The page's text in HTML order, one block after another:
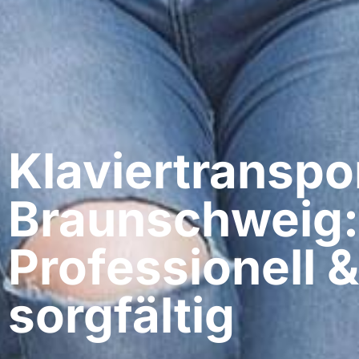
Braunschweig:
Professionell &
sorgfältig